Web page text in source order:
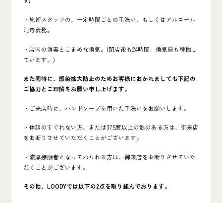
・施術スタッフの、一定時間ごとの手洗い、もしくはアルコール
消毒義務。
・店内の消毒とこまめな換気。(閉店後も24時間、換気扇も稼働し
ています。)
また同時に、感染拡大防止のためお客様におかれましても下記の
ご協力とご理解をお願い申し上げます。
・ご来店時に、ハンドソープを用いた手洗いをお願いします。
・体調のすぐれない方、または37.5度以上の熱のある方は、御来店
をお断りさせていただくことがございます。
・濃厚接触者となっておられる方は、御来店をお断りさせていた
だくことがございます。
その他、LOODYでは以下の2点を取り組んでおります。